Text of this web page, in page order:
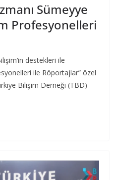
Sümeyye
Profesyonelleri
destekleri ile
ile Röportajlar” özel
Bilişim Derneği (TBD)